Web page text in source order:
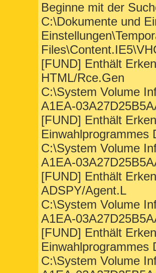
Beginne mit der
C:\Dokumente und
[FUND] Enthält
HTML/Rce.Gen
C:\System Volume
A1EA-
[FUND] Enthält
Einwahlprogrammes
C:\System Volume
A1EA-
[FUND] Enthält
ADSPY/Agent.L
C:\System Volume
A1EA-
[FUND] Enthält
Einwahlprogrammes
C:\System Volume